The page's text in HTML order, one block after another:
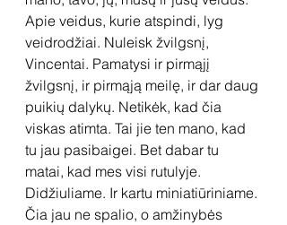
Apie veidus, kurie atspindi, lyg
veidrodžiai. Nuleisk žvilgsnį,
Vincentai. Pamatysi ir pirmąjį
žvilgsnį, ir pirmąją meilę, ir dar daug
puikių dalykų. Netikėk, kad čia
viskas atimta. Tai jie ten mano, kad
tu jau pasibaigei. Bet dabar tu
matai, kad mes visi rutulyje.
Didžiuliame. Ir kartu miniatiūriniame.
Čia jau ne spalio, o amžinybės